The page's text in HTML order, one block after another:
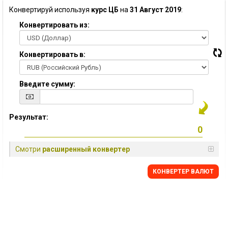
Конвертируй используя курс ЦБ на 31 Август 2019:
Конвертировать из:
Конвертировать в:
Введите сумму:
Результат:
Смотри расширенный конвертер
КОНВЕРТЕР ВАЛЮТ